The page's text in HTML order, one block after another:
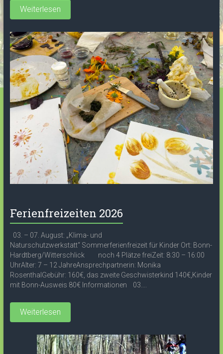
Weiterlesen
Ferienfreizeiten 2026
03. – 07. August: „Klima- und
Naturschutzwerkstatt“ Sommerferienfreizeit für Kinder Ort: Bonn-
Hardtberg/Witterschlick noch 4 Plätze freiZeit: 8:30 – 16:00
UhrAlter: 7 – 12 JahreAnsprechpartnerin: Monika
RosenthalGebühr: 160€, das zweite Geschwisterkind 140€,Kinder
mit Bonn-Ausweis 80€ Informationen 03....
Weiterlesen